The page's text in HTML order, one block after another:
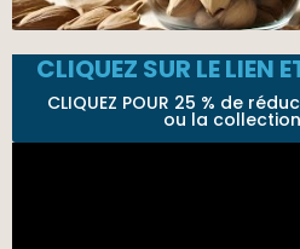
CLIQUEZ SUR LE LIEN
CLIQUEZ POUR 25 % de
ou la